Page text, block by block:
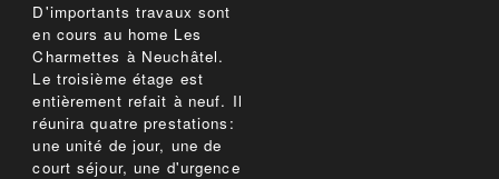
D'importants travaux sont
en cours au home Les
Charmettes à Neuchâtel.
Le troisième étage est
entièrement refait à neuf. Il
réunira quatre prestations:
une unité de jour, une de
court séjour, une d'urgence